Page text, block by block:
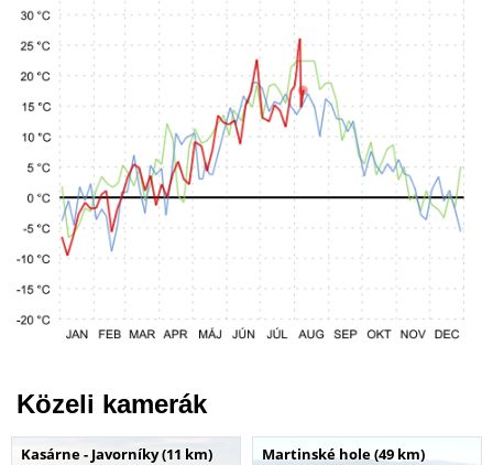
Közeli kamerák
Kasárne - Javorníky (11 km) Martinské hole (49 km)